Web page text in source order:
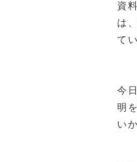
資
は
て
今
明
い